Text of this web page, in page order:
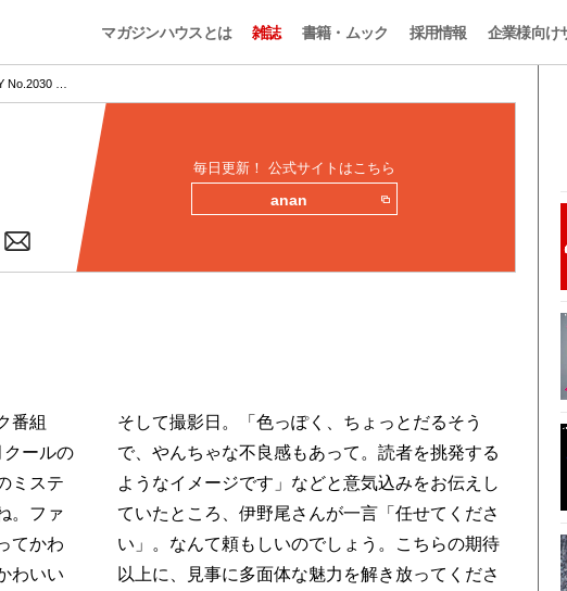
マガジンハウスとは 雑誌 書籍・ムック 採用情報 企業様向け
No.2030 …
毎日更新！ 公式サイトはこちら
anan
番組
ールの
ミステ
。ファ
てかわ
わいい
そして撮影日。「色っぽく、ちょっとだるそう
で、やんちゃな不良感もあって。読者を挑発する
ようなイメージです」などと意気込みをお伝えし
ていたところ、伊野尾さんが一言「任せてくださ
い」。なんて頼もしいのでしょう。こちらの期待
以上に、見事に多面体な魅力を解き放ってくださ